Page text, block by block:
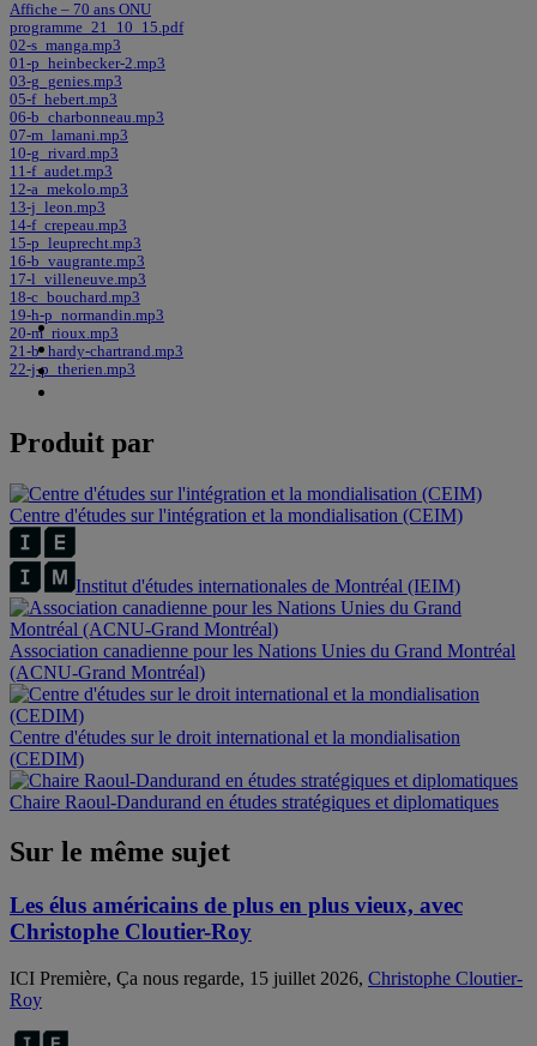
Affiche – 70 ans ONU
programme_21_10_15.pdf
02-s_manga.mp3
01-p_heinbecker-2.mp3
03-g_genies.mp3
05-f_hebert.mp3
06-b_charbonneau.mp3
07-m_lamani.mp3
10-g_rivard.mp3
11-f_audet.mp3
12-a_mekolo.mp3
13-j_leon.mp3
14-f_crepeau.mp3
15-p_leuprecht.mp3
16-b_vaugrante.mp3
17-l_villeneuve.mp3
18-c_bouchard.mp3
19-h-p_normandin.mp3
20-m_rioux.mp3
21-b_hardy-chartrand.mp3
22-j-p_therien.mp3
Produit par
Centre d'études sur l'intégration et la mondialisation (CEIM)
Institut d'études internationales de Montréal (IEIM)
Association canadienne pour les Nations Unies du Grand Montréal
(ACNU-Grand Montréal)
Centre d'études sur le droit international et la mondialisation
(CEDIM)
Chaire Raoul-Dandurand en études stratégiques et diplomatiques
Sur le même sujet
Les élus américains de plus en plus vieux, avec
Christophe Cloutier-Roy
ICI Première, Ça nous regarde, 15 juillet 2026, Christophe Cloutier-
Roy